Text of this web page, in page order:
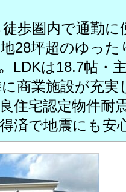
歩圏内で通勤に
28坪超のゆった
LDKは18.7帖・
商業施設が充実
住宅認定物件耐
済で地震にも安